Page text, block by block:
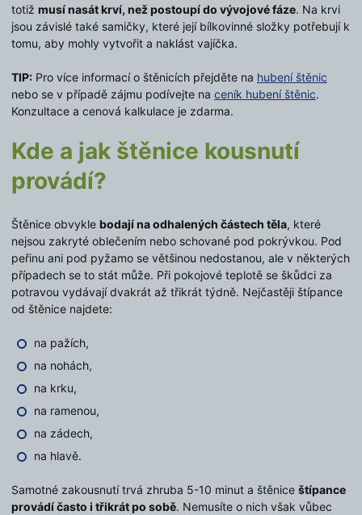
totiž musí nasát krví, než postoupí do vývojové fáze. Na krvi
jsou závislé také samičky, které její bílkovinné složky potřebují k
tomu, aby mohly vytvořit a naklást vajíčka.
TIP: Pro více informací o štěnicích přejděte na hubení štěnic
nebo se v případě zájmu podívejte na ceník hubení štěnic.
Konzultace a cenová kalkulace je zdarma.
Kde a jak štěnice kousnutí
provádí?
Štěnice obvykle bodají na odhalených částech těla, které
nejsou zakryté oblečením nebo schované pod pokrývkou. Pod
peřinu ani pod pyžamo se většinou nedostanou, ale v některých
případech se to stát může. Při pokojové teplotě se škůdci za
potravou vydávají dvakrát až třikrát týdně. Nejčastěji štípance
od štěnice najdete:
na pažích,
na nohách,
na krku,
na ramenou,
na zádech,
na hlavě.
Samotné zakousnutí trvá zhruba 5-10 minut a štěnice štípance
provádí často i třikrát po sobě. Nemusíte o nich však vůbec